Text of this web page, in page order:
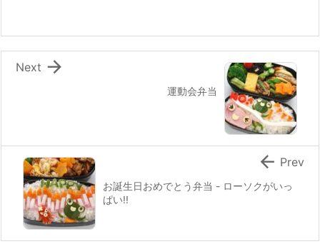
o
k
運動会弁当

Next
お誕生日おめでとう弁当 - ローソクがいっ
ぱい!!
 Prev